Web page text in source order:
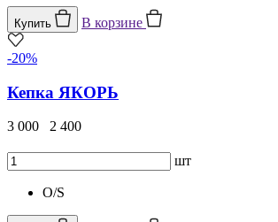
Купить В корзине
-20%
Кепка ЯКОРЬ
3 000 2 400
шт
O/S